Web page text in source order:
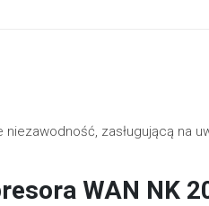
zasługującą na
WAN NK